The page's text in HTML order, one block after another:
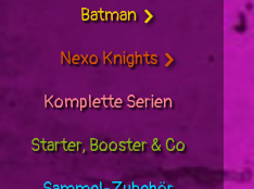
Batman
Nexo Knights
Komplette Serien
Starter, Booster & Co
Wert ein oder